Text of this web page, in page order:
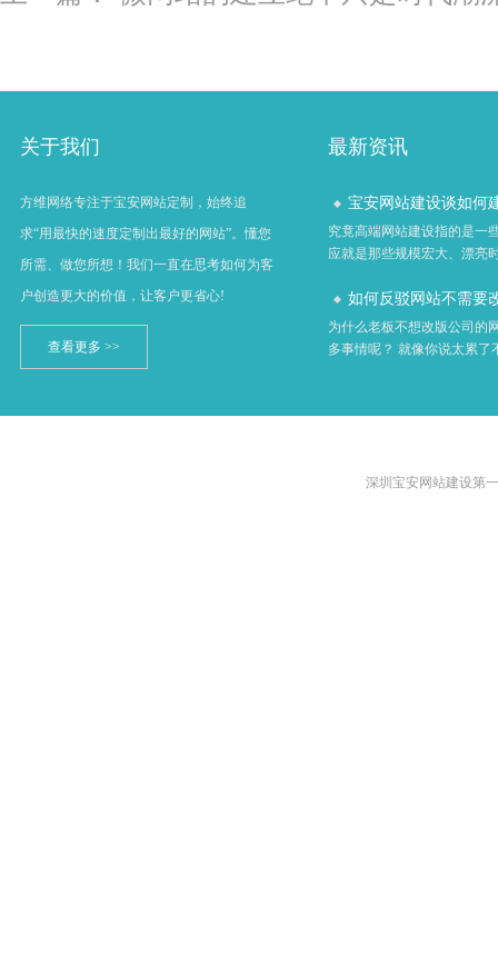
关于我们
方维网络专注于宝安网站定制，始终追
求“用最快的速度定制出最好的网站”。懂您
所需、做您所想！我们一直在思考如何为客
户创造更大的价值，让客户更省心!
查看更多 >>
最新资讯
宝安网站建设谈如何
究竟高端网站建设指的是一
应就是那些规模宏大、漂亮
如何反驳网站不需要
为什么老板不想改版公司的
多事情呢？ 就像你说太累了
深圳宝安网站建设第